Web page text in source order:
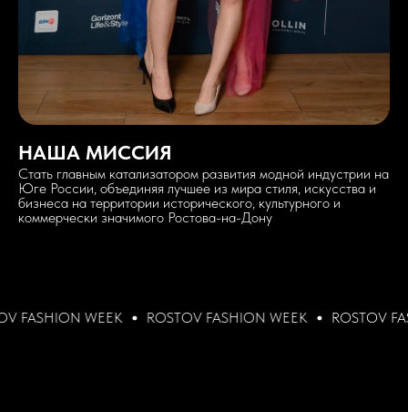
НАША МИССИЯ
Стать главным катализатором развития модной индустрии на
Юге России, объединяя лучшее из мира стиля, искусства и
бизнеса на территории исторического, культурного и
коммерчески значимого Ростова-на-Дону
WEEK ROSTOV FASHION WEEK ROSTOV FASHION